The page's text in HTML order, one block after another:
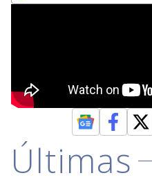
Últimas